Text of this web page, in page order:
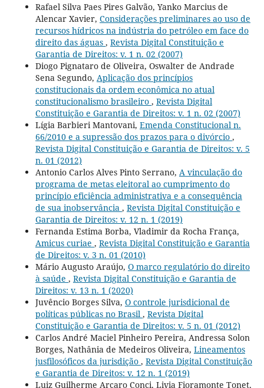
Rafael Silva Paes Pires Galvão, Yanko Marcius de
Alencar Xavier, Considerações preliminares ao uso de
recursos hídricos na indústria do petróleo em face do
direito das águas , Revista Digital Constituição e
Garantia de Direitos: v. 1 n. 02 (2007)
Diogo Pignataro de Oliveira, Oswalter de Andrade
Sena Segundo, Aplicação dos princípios
constitucionais da ordem econômica no atual
constitucionalismo brasileiro , Revista Digital
Constituição e Garantia de Direitos: v. 1 n. 02 (2007)
Lígia Barbieri Mantovani, Emenda Constitucional n.
66/2010 e a supressão dos prazos para o divórcio ,
Revista Digital Constituição e Garantia de Direitos: v. 5
n. 01 (2012)
Antonio Carlos Alves Pinto Serrano, A vinculação do
programa de metas eleitoral ao cumprimento do
princípio eficiência administrativa e a consequência
de sua inobservância , Revista Digital Constituição e
Garantia de Direitos: v. 12 n. 1 (2019)
Fernanda Estima Borba, Vladimir da Rocha França,
Amicus curiae , Revista Digital Constituição e Garantia
de Direitos: v. 3 n. 01 (2010)
Mário Augusto Araújo, O marco regulatório do direito
à saúde , Revista Digital Constituição e Garantia de
Direitos: v. 13 n. 1 (2020)
Juvêncio Borges Silva, O controle jurisdicional de
políticas públicas no Brasil , Revista Digital
Constituição e Garantia de Direitos: v. 5 n. 01 (2012)
Carlos André Maciel Pinheiro Pereira, Andressa Solon
Borges, Nathânia de Medeiros Oliveira, Lineamentos
jusfilosóficos da jurisdição , Revista Digital Constituição
e Garantia de Direitos: v. 12 n. 1 (2019)
Luiz Guilherme Arcaro Conci, Livia Fioramonte Tonet,